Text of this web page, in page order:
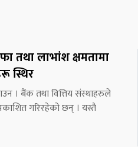
तथा लाभांश क्षमतामा
स्थिर
। बैंक तथा वित्तिय संस्थाहरुले
गरिरहेको छन् । यस्तै